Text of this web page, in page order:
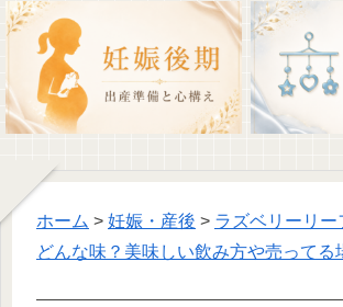
ホーム > 妊娠・産後 > ラズベリーリー
どんな味？美味しい飲み方や売ってる